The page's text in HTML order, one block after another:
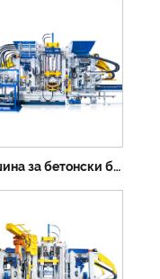
Машина за бетонски блок ZN1000C